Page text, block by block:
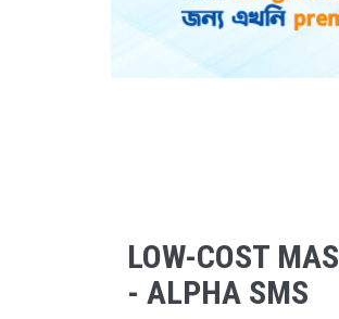
LOW-COST
- ALPHA SMS